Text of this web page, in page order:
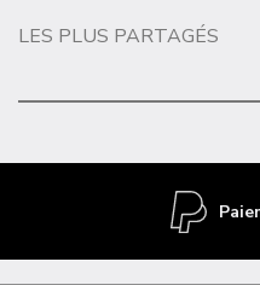
LES PLUS PARTAGÉS
Livraison gratuite en